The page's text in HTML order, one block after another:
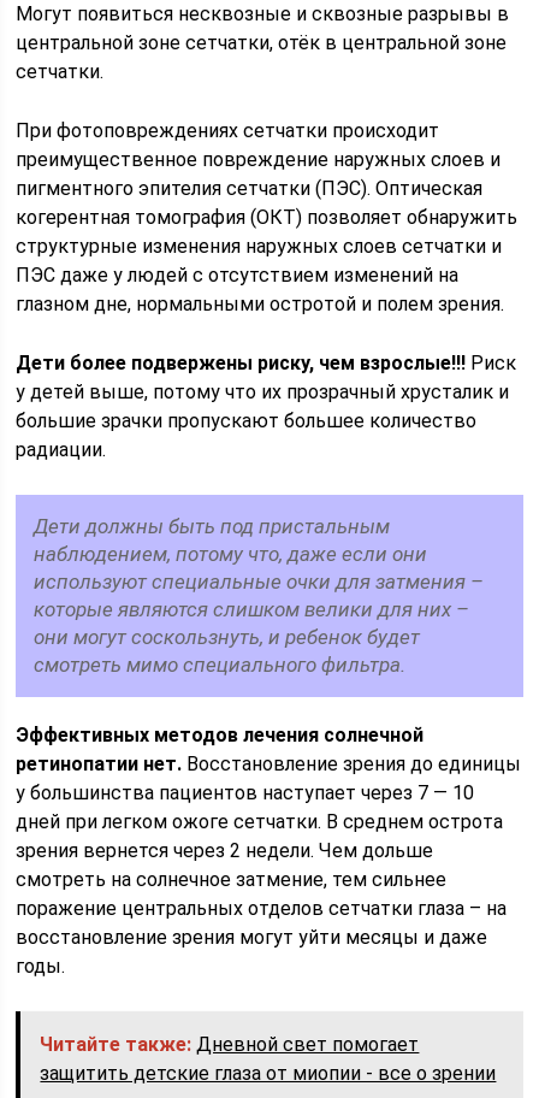
Могут появиться несквозные и сквозные разрывы в
центральной зоне сетчатки, отёк в центральной зоне
сетчатки.
При фотоповреждениях сетчатки происходит
преимущественное повреждение наружных слоев и
пигментного эпителия сетчатки (ПЭС). Оптическая
когерентная томография (ОКТ) позволяет обнаружить
структурные изменения наружных слоев сетчатки и
ПЭС даже у людей с отсутствием изменений на
глазном дне, нормальными остротой и полем зрения.
Дети более подвержены риску, чем взрослые!!! Риск
у детей выше, потому что их прозрачный хрусталик и
большие зрачки пропускают большее количество
радиации.
Дети должны быть под пристальным
наблюдением, потому что, даже если они
используют специальные очки для затмения –
которые являются слишком велики для них –
они могут соскользнуть, и ребенок будет
смотреть мимо специального фильтра.
Эффективных методов лечения солнечной
ретинопатии нет. Восстановление зрения до единицы
у большинства пациентов наступает через 7 — 10
дней при легком ожоге сетчатки. В среднем острота
зрения вернется через 2 недели. Чем дольше
смотреть на солнечное затмение, тем сильнее
поражение центральных отделов сетчатки глаза – на
восстановление зрения могут уйти месяцы и даже
годы.
Читайте также: Дневной свет помогает
защитить детские глаза от миопии - все о зрении